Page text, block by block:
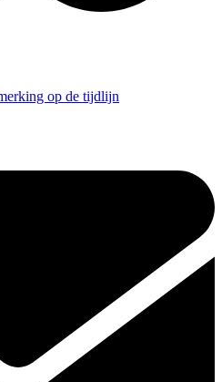
op de tijdlijn